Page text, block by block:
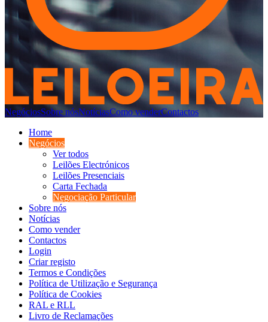
NegóciosSobre nósNotíciasComo venderContactos
Home
Negócios
Ver todos
Leilões Electrónicos
Leilões Presenciais
Carta Fechada
Negociação Particular
Sobre nós
Notícias
Como vender
Contactos
Login
Criar registo
Termos e Condições
Política de Utilização e Segurança
Política de Cookies
RAL e RLL
Livro de Reclamações